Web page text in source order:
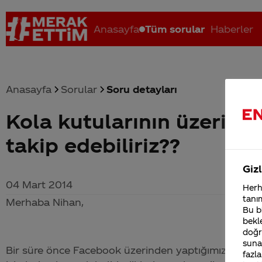
Anasayfa Tüm sorular Haberler
Coca-Cola nerenin malı? Coca cola İsrail malı mı Yani ...
Anasayfa Sorular Soru detayları
Kola kutularının üzerine
takip edebiliriz??
04 Mart 2014
Merhaba Nihan,
Bir süre önce Facebook üzerinden yaptığımız ve
Bu